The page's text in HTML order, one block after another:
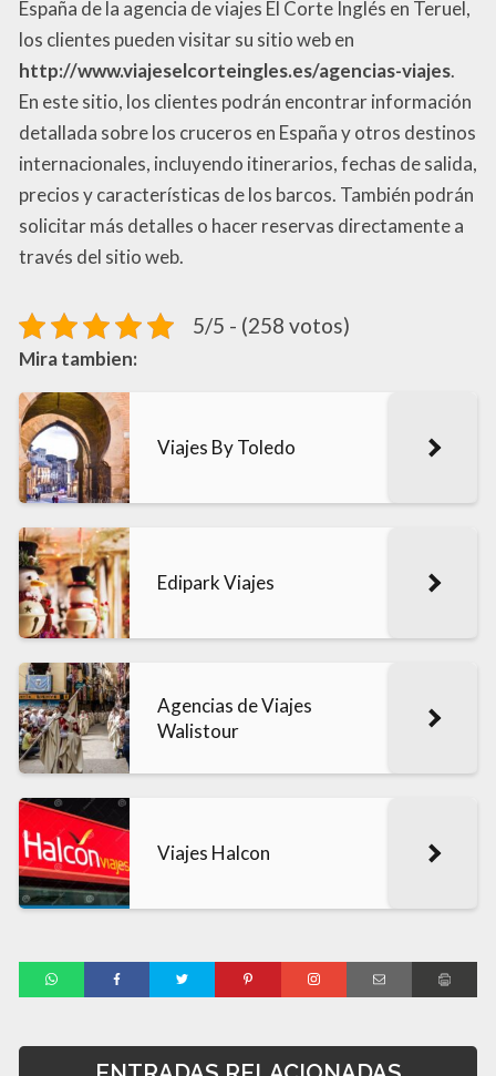
España de la agencia de viajes El Corte Inglés en Teruel,
los clientes pueden visitar su sitio web en
http://www.viajeselcorteingles.es/agencias-viajes.
En este sitio, los clientes podrán encontrar información
detallada sobre los cruceros en España y otros destinos
internacionales, incluyendo itinerarios, fechas de salida,
precios y características de los barcos. También podrán
solicitar más detalles o hacer reservas directamente a
través del sitio web.
5/5 - (258 votos)
Mira tambien:
Viajes By Toledo
Edipark Viajes
Agencias de Viajes
Walistour
Viajes Halcon